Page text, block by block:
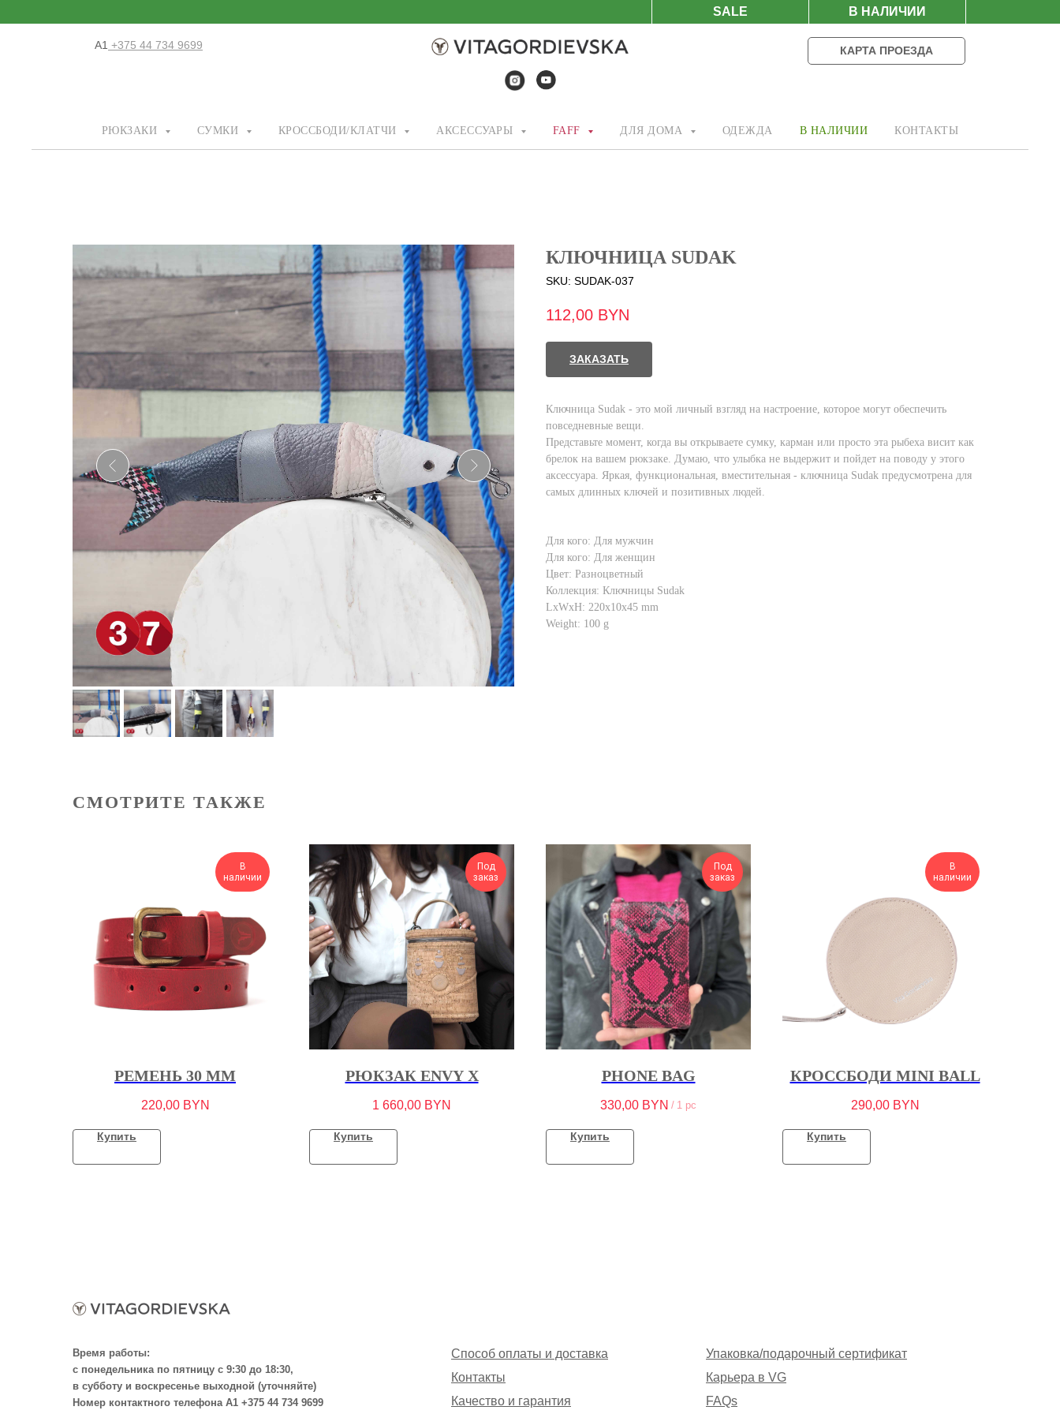
В НАЛИЧИИ
SALE
А1 +375 44 734 9699 КАРТА ПРОЕЗДА
РЮКЗАКИ СУМКИ КРОССБОДИ/КЛАТЧИ АКСЕССУАРЫ FAFF ДЛЯ ДОМА ОДЕЖДА В НАЛИЧИИ КОНТАКТЫ
КЛЮЧНИЦА SUDAK
SKU: SUDAK-037
112,00 BYN
ЗАКАЗАТЬ
Ключница Sudak - это мой личный взгляд на настроение, которое могут обеспечить
повседневные вещи.
Представьте момент, когда вы открываете сумку, карман или просто эта рыбеха висит как
брелок на вашем рюкзаке. Думаю, что улыбка не выдержит и пойдет на поводу у этого
аксессуара. Яркая, функциональная, вместительная - ключница Sudak предусмотрена для
самых длинных ключей и позитивных людей.
Для кого: Для мужчин
Для кого: Для женщин
Цвет: Разноцветный
Коллекция: Ключницы Sudak
LxWxH: 220x10x45 mm
Weight: 100 g
СМОТРИТЕ ТАКЖЕ
В
наличии
РЕМЕНЬ 30 ММ
220,00 BYN
Купить
Под
заказ
РЮКЗАК ENVY X
1 660,00 BYN
Купить
Под
заказ
PHONE BAG
330,00 BYN / 1 pc
Купить
В
наличии
КРОССБОДИ MINI BALL
290,00 BYN
Купить
Время работы:
с понедельника по пятницу с 9:30 до 18:30,
в субботу и воскресенье выходной (уточняйте)
Номер контактного телефона А1 +375 44 734 9699
Способ оплаты и доставка
Контакты
Упаковка/подарочный сертификат
FAQs
Карьера в VG
Качество и гарантия